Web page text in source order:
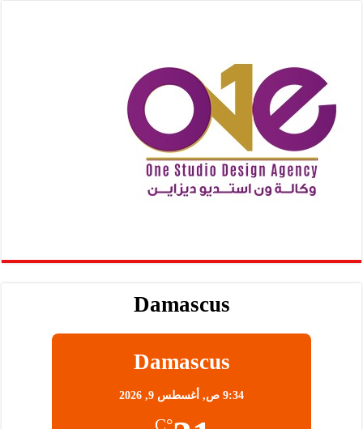
Damascus
Damascus
9:34 ص, أغسطس 9, 2026
°C